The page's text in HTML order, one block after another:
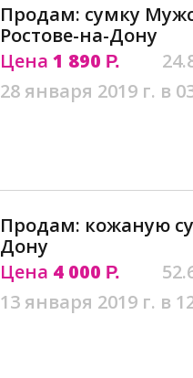
Продам: сумку
Ростове-на-Дону
Цена 1 890 Р.
28 января 2019 г. в
Продам: кожаную
Дону
Цена 4 000 Р.
13 января 2019 г. в